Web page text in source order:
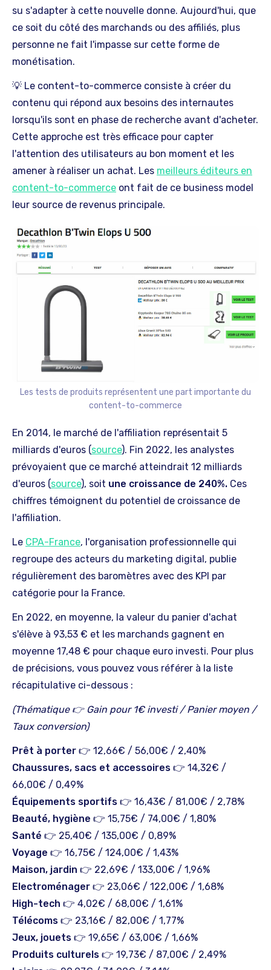
su s'adapter à cette nouvelle donne. Aujourd'hui, que
ce soit du côté des marchands ou des affiliés, plus
personne ne fait l'impasse sur cette forme de
monétisation.
💡 Le content-to-commerce consiste à créer du
contenu qui répond aux besoins des internautes
lorsqu'ils sont en phase de recherche avant d'acheter.
Cette approche est très efficace pour capter
l'attention des utilisateurs au bon moment et les
amener à réaliser un achat. Les meilleurs éditeurs en
content-to-commerce ont fait de ce business model
leur source de revenus principale.
Les tests de produits représentent une part importante du
content-to-commerce
En 2014, le marché de l'affiliation représentait 5
milliards d'euros (source). Fin 2022, les analystes
prévoyaient que ce marché atteindrait 12 milliards
d'euros (source), soit une croissance de 240%. Ces
chiffres témoignent du potentiel de croissance de
l'affiliation.
Le CPA-France, l'organisation professionnelle qui
regroupe des acteurs du marketing digital, publie
régulièrement des baromètres avec des KPI par
catégorie pour la France.
En 2022, en moyenne, la valeur du panier d'achat
s'élève à 93,53 € et les marchands gagnent en
moyenne 17,48 € pour chaque euro investi. Pour plus
de précisions, vous pouvez vous référer à la liste
récapitulative ci-dessous :
(Thématique 👉 Gain pour 1€ investi / Panier moyen /
Taux conversion)
Prêt à porter 👉 12,66€ / 56,00€ / 2,40%
Chaussures, sacs et accessoires 👉 14,32€ /
66,00€ / 0,49%
Équipements sportifs 👉 16,43€ / 81,00€ / 2,78%
Beauté, hygiène 👉 15,75€ / 74,00€ / 1,80%
Santé 👉 25,40€ / 135,00€ / 0,89%
Voyage 👉 16,75€ / 124,00€ / 1,43%
Maison, jardin 👉 22,69€ / 133,00€ / 1,96%
Electroménager 👉 23,06€ / 122,00€ / 1,68%
High-tech 👉 4,02€ / 68,00€ / 1,61%
Télécoms 👉 23,16€ / 82,00€ / 1,77%
Jeux, jouets 👉 19,65€ / 63,00€ / 1,66%
Produits culturels 👉 19,73€ / 87,00€ / 2,49%